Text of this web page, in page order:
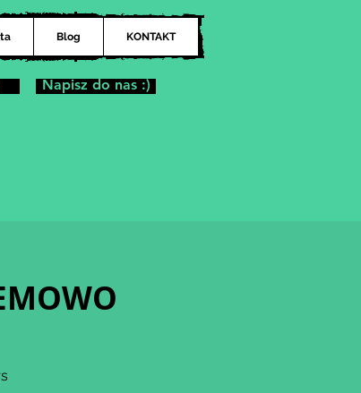
Blog KONTAKT
Napisz do nas :)